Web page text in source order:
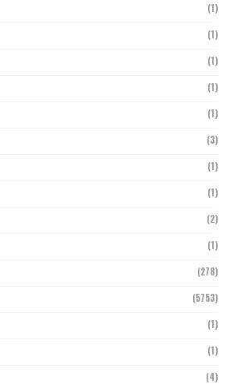
(1)
(1)
(1)
(1)
(1)
(3)
(1)
(1)
(2)
(1)
(278)
(5753)
(1)
(1)
(4)